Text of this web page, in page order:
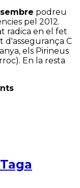
podreu
pel 2012.
radica en el fet
d'assegurança C
els Pirineus
En la resta